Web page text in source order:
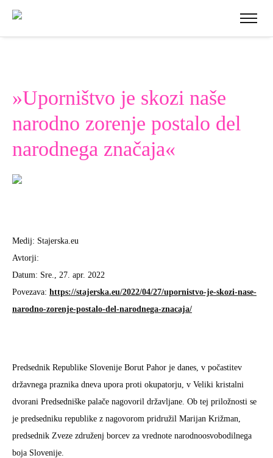
»Uporništvo je skozi naše
narodno zorenje postalo del
narodnega značaja«
Medij: Stajerska.eu
Avtorji:
Datum: Sre., 27. apr. 2022
Povezava: https://stajerska.eu/2022/04/27/upornistvo-je-skozi-nase-
narodno-zorenje-postalo-del-narodnega-znacaja/
Predsednik Republike Slovenije Borut Pahor je danes, v počastitev
državnega praznika dneva upora proti okupatorju, v Veliki kristalni
dvorani Predsedniške palače nagovoril državljane. Ob tej priložnosti se
je predsedniku republike z nagovorom pridružil Marijan Križman,
predsednik Zveze združenj borcev za vrednote narodnoosvobodilnega
boja Slovenije.